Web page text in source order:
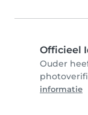
Officieel
Ouder
informatie